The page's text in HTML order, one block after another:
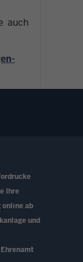
auch
Ihre
online ab
und